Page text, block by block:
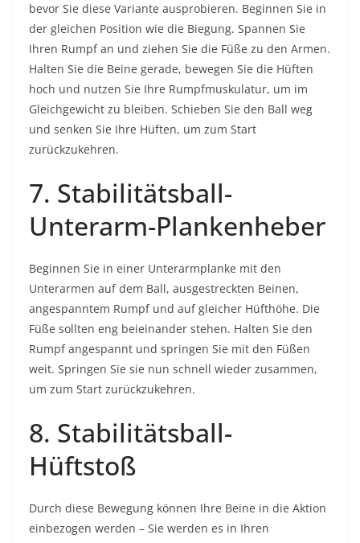
bevor Sie diese Variante ausprobieren. Beginnen Sie in
der gleichen Position wie die Biegung. Spannen Sie
Ihren Rumpf an und ziehen Sie die Füße zu den Armen.
Halten Sie die Beine gerade, bewegen Sie die Hüften
hoch und nutzen Sie Ihre Rumpfmuskulatur, um im
Gleichgewicht zu bleiben. Schieben Sie den Ball weg
und senken Sie Ihre Hüften, um zum Start
zurückzukehren.
7. Stabilitätsball-
Unterarm-Plankenheber
Beginnen Sie in einer Unterarmplanke mit den
Unterarmen auf dem Ball, ausgestreckten Beinen,
angespanntem Rumpf und auf gleicher Hüfthöhe. Die
Füße sollten eng beieinander stehen. Halten Sie den
Rumpf angespannt und springen Sie mit den Füßen
weit. Springen Sie sie nun schnell wieder zusammen,
um zum Start zurückzukehren.
8. Stabilitätsball-
Hüftstoß
Durch diese Bewegung können Ihre Beine in die Aktion
einbezogen werden – Sie werden es in Ihren